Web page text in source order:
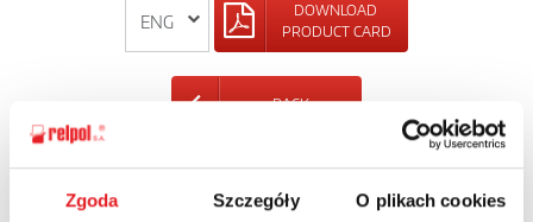
Zgoda Szczegóły O plikach cookies
DOWNLOAD
PRODUCT CARD
BACK